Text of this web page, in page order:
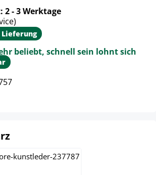
2 - 3 Werktage
Lieferung
beliebt, schnell sein lohnt sich
anzeigen
auswählen